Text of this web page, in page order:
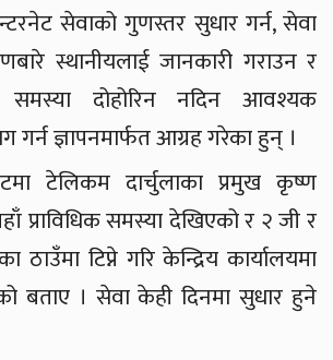
सेवाको गुणस्तर सुधार गर्न, सेवा
स्थानीयलाई जानकारी गराउन र
समस्या दोहोरिन नदिन आवश्यक
गर्न ज्ञापनमार्फत आग्रह गरेका हुन् ।
टेलिकम दार्चुलाका प्रमुख कृष्ण
प्राविधिक समस्या देखिएको र २ जी र
टिप्ने गरि केन्द्रिय कार्यालयमा
बताए । सेवा केही दिनमा सुधार हुने